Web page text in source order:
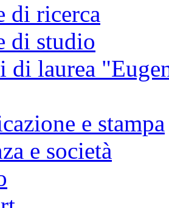
di ricerca
di studio
di laurea
e stampa
e società